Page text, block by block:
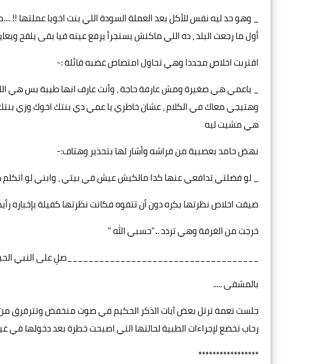
_ وهو حد ليه نفس للأكل بعد العملة السودة اللي بنت اخويا عملتها !!
أول ما رجعت البلد ، ده اللي ماكنش يستجرأ يرفع عينه فيا بقى يلقح
اقتربت اخلاص مجددا وهي تحاول امتصاص غضبه قائلة :-
_ ياعمي هي صغيرة ومش عارفة حاجة ، وأنت عارف انها طيبة بس هي
وهتيجي معاك في الكلام ، عشان خاطري يا عمي دي بنتك اخوك وزي
هي مشيت ليه
نهض حامد بعصبية من فراشه وأشار لها بتحذير وهتاف:-
_ لو فضلتي تدافعي عنها كدا مالكيش عيش في بيتي ، وابني لو
ضيقت اخلاص نظرتها بكره دون أن تتفوه فكانت نظرتها كفيلة بإخباره
خرجت من الغرفة وهي تردد ..."حسبي الله "
____________________________________صلِ على النبي
بالمشفى .....
جلست نعمة ترتل بعض آيات الذكر الحكيم في صوت منخفض وتترقرق من
رحاب تخضع لإجراءات الطبية لحالتها التي اصبحت خطرة بعد دخولها في
*****************